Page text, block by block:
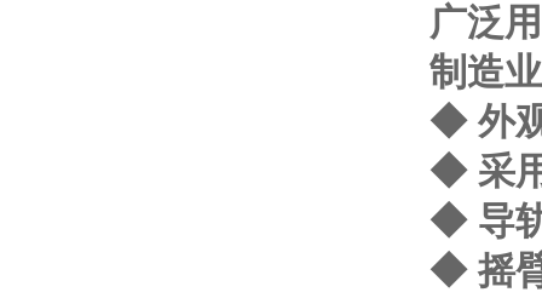
广泛
制造
◆ 外
◆ 采
◆ 导
◆ 摇